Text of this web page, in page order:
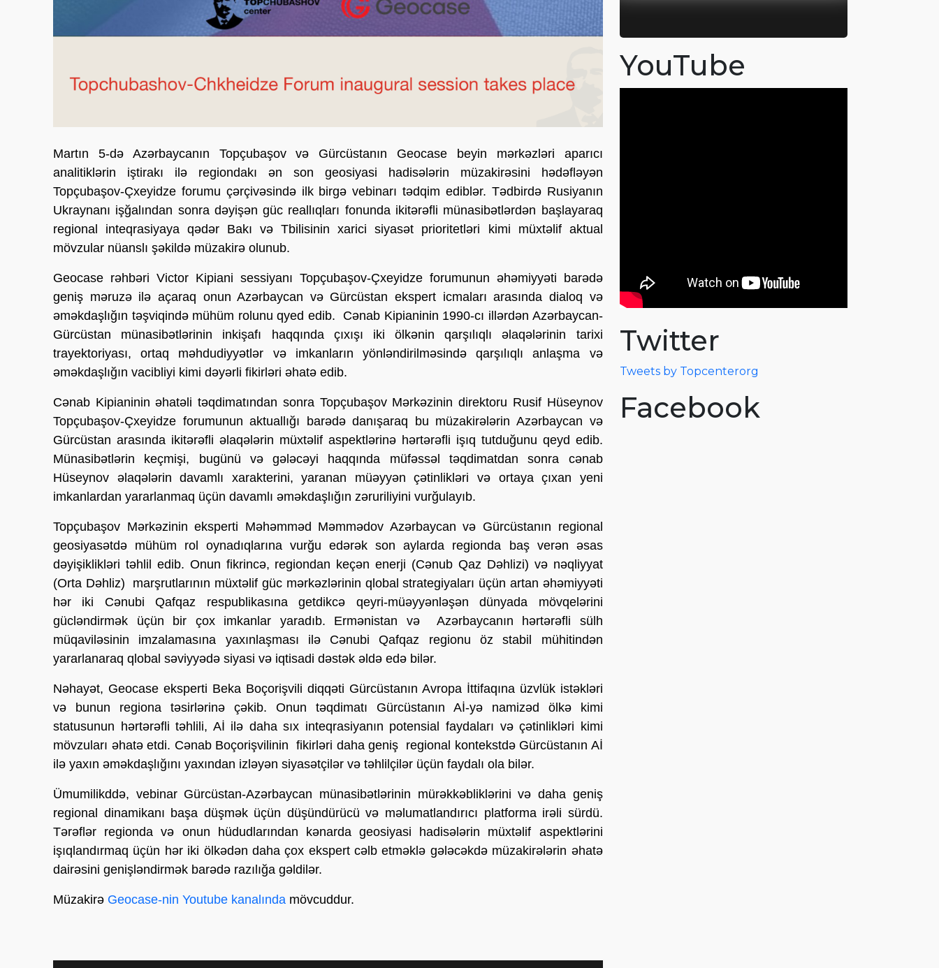
Martın 5-də Azərbaycanın Topçubaşov və Gürcüstanın Geocase beyin mərkəzləri aparıcı
analitiklərin iştirakı ilə regiondakı ən son geosiyasi hadisələrin müzakirəsini hədəfləyən
Topçubaşov-Çxeyidze forumu çərçivəsində ilk birgə vebinarı tədqim ediblər. Tədbirdə Rusiyanın
Ukraynanı işğalından sonra dəyişən güc reallıqları fonunda ikitərəfli münasibətlərdən başlayaraq
regional inteqrasiyaya qədər Bakı və Tbilisinin xarici siyasət prioritetləri kimi müxtəlif aktual
mövzular nüanslı şəkildə müzakirə olunub.
Geocase rəhbəri Victor Kipiani sessiyanı Topçubaşov-Çxeyidze forumunun əhəmiyyəti barədə
geniş məruzə ilə açaraq onun Azərbaycan və Gürcüstan ekspert icmaları arasında dialoq və
əməkdaşlığın təşviqində mühüm rolunu qyed edib. Cənab Kipianinin 1990-cı illərdən Azərbaycan-
Gürcüstan münasibətlərinin inkişafı haqqında çıxışı iki ölkənin qarşılıqlı əlaqələrinin tarixi
trayektoriyası, ortaq məhdudiyyətlər və imkanların yönləndirilməsində qarşılıqlı anlaşma və
əməkdaşlığın vacibliyi kimi dəyərli fikirləri əhatə edib.
Cənab Kipianinin əhatəli təqdimatından sonra Topçubaşov Mərkəzinin direktoru Rusif Hüseynov
Topçubaşov-Çxeyidze forumunun aktuallığı barədə danışaraq bu müzakirələrin Azərbaycan və
Gürcüstan arasında ikitərəfli əlaqələrin müxtəlif aspektlərinə hərtərəfli işıq tutduğunu qeyd edib.
Münasibətlərin keçmişi, bugünü və gələcəyi haqqında müfəssəl təqdimatdan sonra cənab
Hüseynov əlaqələrin davamlı xarakterini, yaranan müəyyən çətinlikləri və ortaya çıxan yeni
imkanlardan yararlanmaq üçün davamlı əməkdaşlığın zəruriliyini vurğulayıb.
Topçubaşov Mərkəzinin eksperti Məhəmməd Məmmədov Azərbaycan və Gürcüstanın regional
geosiyasətdə mühüm rol oynadıqlarına vurğu edərək son aylarda regionda baş verən əsas
dəyişiklikləri təhlil edib. Onun fikrincə, regiondan keçən enerji (Cənub Qaz Dəhlizi) və nəqliyyat
(Orta Dəhliz) marşrutlarının müxtəlif güc mərkəzlərinin qlobal strategiyaları üçün artan əhəmiyyəti
hər iki Cənubi Qafqaz respublikasına getdikcə qeyri-müəyyənləşən dünyada mövqelərini
gücləndirmək üçün bir çox imkanlar yaradıb. Ermənistan və Azərbaycanın hərtərəfli sülh
müqaviləsinin imzalamasına yaxınlaşması ilə Cənubi Qafqaz regionu öz stabil mühitindən
yararlanaraq qlobal səviyyədə siyasi və iqtisadi dəstək əldə edə bilər.
Nəhayət, Geocase eksperti Beka Boçorişvili diqqəti Gürcüstanın Avropa İttifaqına üzvlük istəkləri
və bunun regiona təsirlərinə çəkib. Onun təqdimatı Gürcüstanın Aİ-yə namizəd ölkə kimi
statusunun hərtərəfli təhlili, Aİ ilə daha sıx inteqrasiyanın potensial faydaları və çətinlikləri kimi
mövzuları əhatə etdi. Cənab Boçorişvilinin fikirləri daha geniş regional kontekstdə Gürcüstanın Aİ
ilə yaxın əməkdaşlığını yaxından izləyən siyasətçilər və təhlilçilər üçün faydalı ola bilər.
Ümumilikddə, vebinar Gürcüstan-Azərbaycan münasibətlərinin mürəkkəbliklərini və daha geniş
regional dinamikanı başa düşmək üçün düşündürücü və məlumatlandırıcı platforma irəli sürdü.
Tərəflər regionda və onun hüdudlarından kənarda geosiyasi hadisələrin müxtəlif aspektlərini
işıqlandırmaq üçün hər iki ölkədən daha çox ekspert cəlb etməklə gələcəkdə müzakirələrin əhatə
dairəsini genişləndirmək barədə razılığa gəldilər.
Müzakirə Geocase-nin Youtube kanalında mövcuddur.
YouTube
Twitter
Tweets by Topcenterorg
Facebook